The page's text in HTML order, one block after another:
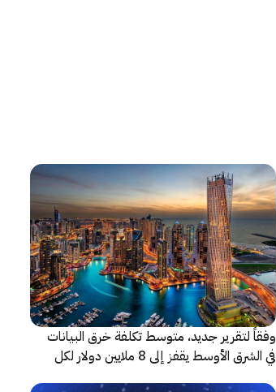
وفقاً لتقرير جديد، متوسط تكلفة خرق البيانات
في الشرق الأوسط يقفز إلى 8 ملايين دولار لكل